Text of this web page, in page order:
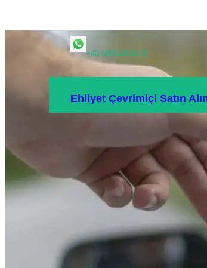
+43 68054000673
Ehliyet Çevrimiçi Satın